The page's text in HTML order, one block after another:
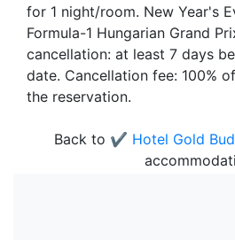
for 1 night/room. New Year's
Formula-1 Hungarian Grand
cancellation: at least 7 days
date. Cancellation fee: 100%
the reservation.
Back to ✔️ Hotel Gold